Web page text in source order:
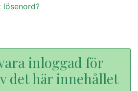
lösenord?
inloggad för
det här innehållet